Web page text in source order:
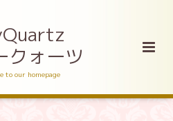
クォーツ
to our homepage